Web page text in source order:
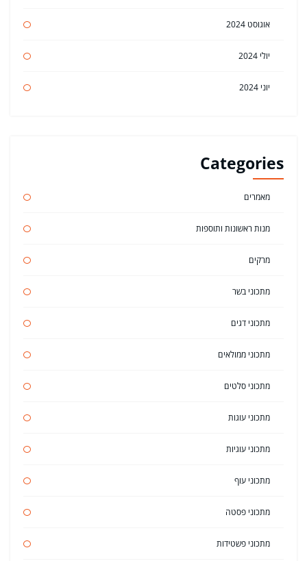
אוגוסט 2024
יולי 2024
יוני 2024
Categories
מאמרים
מנות ראשונות ותוספות
מרקים
מתכוני בשר
מתכוני דגים
מתכוני ממולאים
מתכוני סלטים
מתכוני עוגות
מתכוני עוגיות
מתכוני עוף
מתכוני פסטה
מתכוני פשטידות